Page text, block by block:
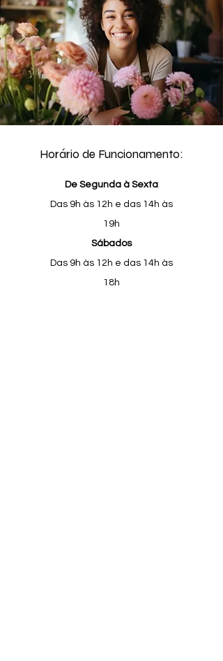
Horário de Funcionamento:
De Segunda à Sexta
Das 9h às 12h e das 14h às
19h
Sábados
Das 9h às 12h e das 14h às
18h